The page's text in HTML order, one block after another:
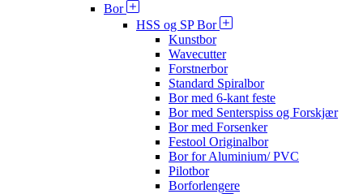
Bor
HSS og SP Bor
Kunstbor
Wavecutter
Forstnerbor
Standard Spiralbor
Bor med 6-kant feste
Bor med Senterspiss og Forskjær
Bor med Forsenker
Festool Originalbor
Bor for Aluminium/ PVC
Pilotbor
Borforlengere